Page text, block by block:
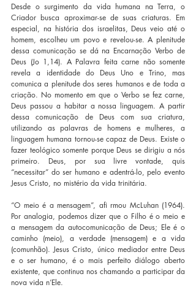
Desde o surgimento da vida humana na Terra, o
Criador busca aproximar-se de suas criaturas. Em
especial, na história dos israelitas, Deus veio até o
homem, escolheu um povo e revelou-se. A plenitude
dessa comunicação se dá na Encarnação Verbo de
Deus (Jo 1,14). A Palavra feita carne não somente
revela a identidade do Deus Uno e Trino, mas
comunica a plenitude dos seres humanos e de toda a
criação. No momento em que o Verbo se fez carne,
Deus passou a habitar a nossa linguagem. A partir
dessa comunicação de Deus com sua criatura,
utilizando as palavras de homens e mulheres, a
linguagem humana tornou-se capaz de Deus. Existe o
fazer teológico somente porque Deus se dirigiu a nós
primeiro. Deus, por sua livre vontade, quis
“necessitar” do ser humano e adentrá-lo, pelo evento
Jesus Cristo, no mistério da vida trinitária.
“O meio é a mensagem”, afi rmou McLuhan (1964).
Por analogia, podemos dizer que o Filho é o meio e
a mensagem da autocomunicação de Deus; Ele é o
caminho (meio), a verdade (mensagem) e a vida
(comunhão). Jesus Cristo, único mediador entre Deus
e o ser humano, é o mais perfeito diálogo aberto
existente, que continua nos chamando a participar da
nova vida n’Ele.